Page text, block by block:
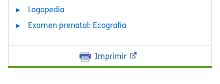
Logopedia
Examen prenatal: Ecografía
Imprimir